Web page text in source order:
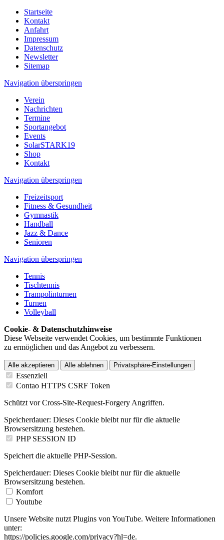
Startseite
Kontakt
Anfahrt
Impressum
Datenschutz
Newsletter
Sitemap
Navigation überspringen
Verein
Nachrichten
Termine
Sportangebot
Events
SolarSTARK19
Shop
Kontakt
Navigation überspringen
Freizeitsport
Fitness & Gesundheit
Gymnastik
Handball
Jazz & Dance
Senioren
Navigation überspringen
Tennis
Tischtennis
Trampolinturnen
Turnen
Volleyball
Cookie- & Datenschutzhinweise
Diese Webseite verwendet Cookies, um bestimmte Funktionen
zu ermöglichen und das Angebot zu verbessern.
Alle akzeptieren Alle ablehnen Privatsphäre-Einstellungen
Essenziell
Contao HTTPS CSRF Token
Schützt vor Cross-Site-Request-Forgery Angriffen.
Speicherdauer: Dieses Cookie bleibt nur für die aktuelle
Browsersitzung bestehen.
PHP SESSION ID
Speichert die aktuelle PHP-Session.
Speicherdauer: Dieses Cookie bleibt nur für die aktuelle
Browsersitzung bestehen.
Komfort
Youtube
Unsere Website nutzt Plugins von YouTube. Weitere Informationen
unter:
https://policies.google.com/privacy?hl=de.